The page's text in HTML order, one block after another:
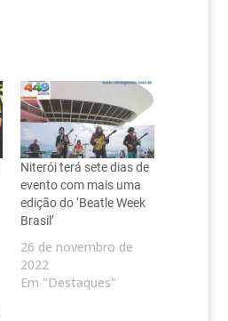
Niterói terá sete dias de
evento com mais uma
edição do ‘Beatle Week
Brasil’
26 de novembro de
2022
Em "Destaques"